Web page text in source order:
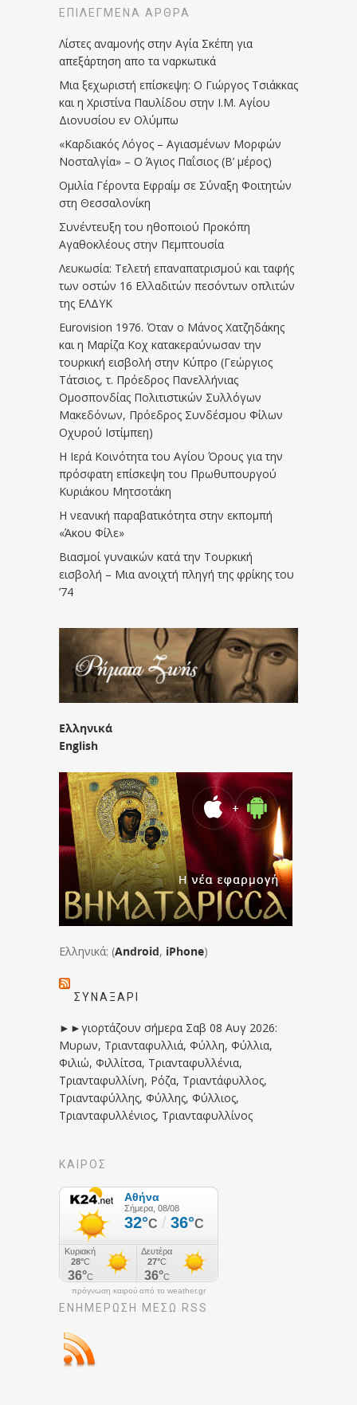
ΕΠΙΛΕΓΜΈΝΑ ΆΡΘΡΑ
Λίστες αναμονής στην Αγία Σκέπη για
απεξάρτηση απο τα ναρκωτικά
Μια ξεχωριστή επίσκεψη: Ο Γιώργος Τσιάκκας
και η Χριστίνα Παυλίδου στην Ι.Μ. Αγίου
Διονυσίου εν Ολύμπω
«Καρδιακός Λόγος – Αγιασμένων Μορφών
Νοσταλγία» – Ο Άγιος Παΐσιος (Β’ μέρος)
Ομιλία Γέροντα Εφραίμ σε Σύναξη Φοιτητών
στη Θεσσαλονίκη
Συνέντευξη του ηθοποιού Προκόπη
Αγαθοκλέους στην Πεμπτουσία
Λευκωσία: Τελετή επαναπατρισμού και ταφής
των οστών 16 Ελλαδιτών πεσόντων οπλιτών
της ΕΛΔΥΚ
Eurovision 1976. Όταν ο Μάνος Χατζηδάκης
και η Μαρίζα Κοχ κατακεραύνωσαν την
τουρκική εισβολή στην Κύπρο (Γεώργιος
Τάτσιος, τ. Πρόεδρος Πανελλήνιας
Ομοσπονδίας Πολιτιστικών Συλλόγων
Μακεδόνων, Πρόεδρος Συνδέσμου Φίλων
Οχυρού Ιστίμπεη)
Η Ιερά Κοινότητα του Αγίου Όρους για την
πρόσφατη επίσκεψη του Πρωθυπουργού
Κυριάκου Μητσοτάκη
Η νεανική παραβατικότητα στην εκπομπή
«Άκου Φίλε»
Βιασμοί γυναικών κατά την Τουρκική
εισβολή – Μια ανοιχτή πληγή της φρίκης του
’74
Ελληνικά
English
Ελληνικά: (Android, iPhone)
ΣΥΝΑΞΆΡΙ
►►γιορτάζουν σήμερα Σαβ 08 Αυγ 2026:
Μυρων, Τριανταφυλλιά, Φύλλη, Φύλλια,
Φιλιώ, Φιλλίτσα, Τριανταφυλλένια,
Τριανταφυλλίνη, Ρόζα, Τριαντάφυλλος,
Τριανταφύλλης, Φύλλης, Φύλλιος,
Τριανταφυλλένιος, Τριανταφυλλίνος
ΚΑΙΡΟΣ
πρόγνωση καιρού από το weather.gr
ΕΝΗΜΈΡΩΣΉ ΜΕΣΩ RSS